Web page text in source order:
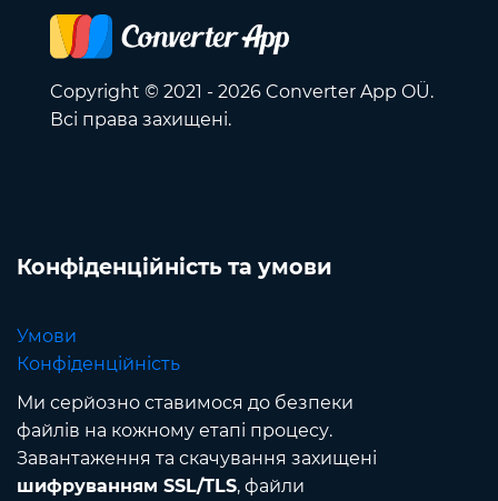
Copyright © 2021 - 2026 Converter App OÜ.
Всі права захищені.
Конфіденційність та умови
Умови
Конфіденційність
Ми серйозно ставимося до безпеки
файлів на кожному етапі процесу.
Завантаження та скачування захищені
шифруванням SSL/TLS, файли